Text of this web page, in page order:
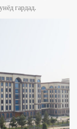
гардад.